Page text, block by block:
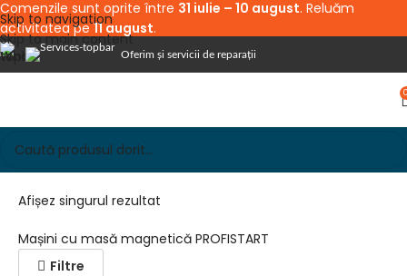
Skip to navigation
Skip to main content
Oferim și servicii de reparații
Afișez singurul rezultat
Mașini cu masă magnetică PROFISTART
Filtre
Comenzile sunt oprite între 31 iulie – 10 august. Reluăm
activitatea pe11 august.